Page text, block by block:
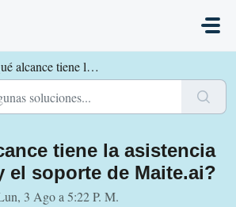
tiene la asistencia técnica y el soporte de ...
tiene la asistencia
el soporte de Maite.ai?
3 Ago a 5:22 P. M.